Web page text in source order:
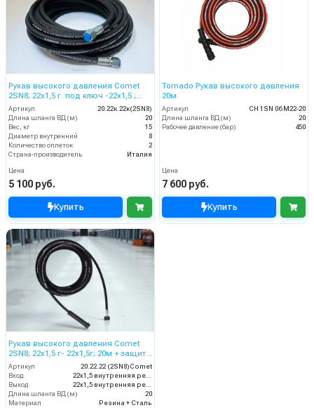
Рукав высокого давления Comet
2SN8; 22х1,5 г. под ключ -22х1,5 ;
20м
Артикул
20.22к.22к(2SN8)
Длина шланга ВД (м)
20
Вес, кг
15
Диаметр внутренний
8
Количество оплеток
2
Страна-производитель
Италия
Цена
5 100 руб.
Купить
Tornado Рукав высокого давления
20м
Артикул
CH 1SN 06 M22-20
Длина шланга ВД (м)
20
Рабочее давление (бар)
450
Цена
7 600 руб.
Купить
Рукав высокого давления Comet
2SN8; 22х1,5 г- 22х1,5г; 20м + защита
от изгиба
Артикул
20.22.22 (2SN8)Comet
Вход
22х1,5 внутренняя резьба
Выход
22х1,5 внутренняя резьба
Длина шланга ВД (м)
20
Материал
Резина + Сталь